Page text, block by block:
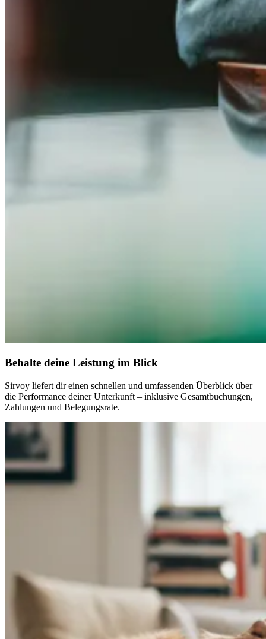
Behalte deine Leistung im Blick
Sirvoy liefert dir einen schnellen und umfassenden Überblick über
die Performance deiner Unterkunft – inklusive Gesamtbuchungen,
Zahlungen und Belegungsrate.